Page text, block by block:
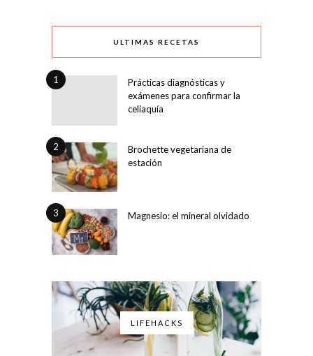
ULTIMAS RECETAS
1
Prácticas diagnósticas y
exámenes para confirmar la
celiaquía
2
Brochette vegetariana de
estación
3 Magnesio: el mineral olvidado
LIFEHACKS